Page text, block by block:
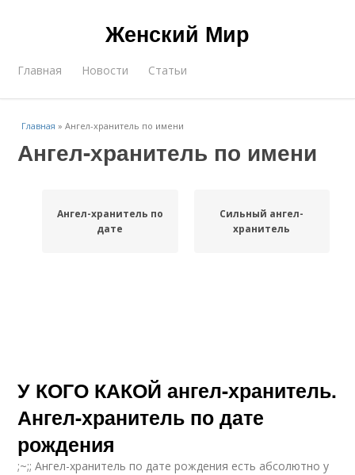
Женский Мир
Главная Новости Статьи
Главная »Ангел-хранитель по имени
Ангел-хранитель по имени
Ангел-хранитель по
дате
Сильный ангел-
хранитель
У КОГО КАКОЙ ангел-хранитель.
Ангел-хранитель по дате
рождения
;~;; Ангел-хранитель по дате рождения есть абсолютно у